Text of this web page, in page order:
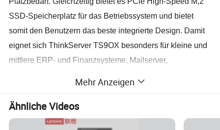
SSD-Speicherplatz für das Betriebssystem und bietet
somit den Benutzern das beste integrierte Design. Damit
eignet sich ThinkServer TS9OX besonders für kleine und
mittlere ERP- und Finanzsysteme, Mailserver,
andere Anwendungsszenarien von Office-Software-
Servern.
Mehr Anzeigen
Ähnliche Videos